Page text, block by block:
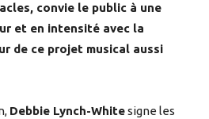
convie le public à une
et en intensité avec la
de ce projet musical aussi
Debbie Lynch-Whitesigne les